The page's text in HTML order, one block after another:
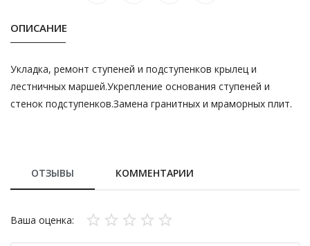
ОПИСАНИЕ
Укладка, ремонт ступеней и подступенков крылец и
лестничных маршей.Укрепление основания ступеней и
стенок подступенков.Замена гранитных и мраморных плит.
ОТЗЫВЫ КОММЕНТАРИИ
Ваша оценка: